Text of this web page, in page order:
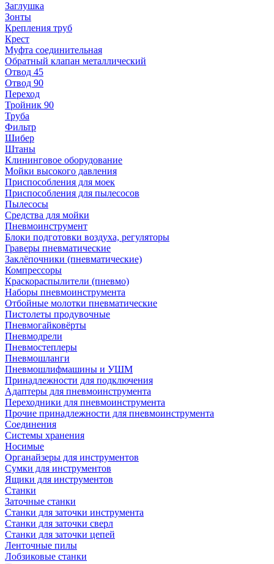
Заглушка
Зонты
Крепления труб
Крест
Муфта соединительная
Обратный клапан металлический
Отвод 45
Отвод 90
Переход
Тройник 90
Труба
Фильтр
Шибер
Штаны
Клининговое оборудование
Мойки высокого давления
Приспособления для моек
Приспособления для пылесосов
Пылесосы
Средства для мойки
Пневмоинструмент
Блоки подготовки воздуха, регуляторы
Граверы пневматические
Заклёпочники (пневматические)
Компрессоры
Краскораспылители (пневмо)
Наборы пневмоинструмента
Отбойные молотки пневматические
Пистолеты продувочные
Пневмогайковёрты
Пневмодрели
Пневмостеплеры
Пневмошланги
Пневмошлифмашины и УШМ
Принадлежности для подключения
Адаптеры для пневмоинструмента
Переходники для пневмоинструмента
Прочие принадлежности для пневмоинструмента
Соединения
Системы хранения
Носимые
Органайзеры для инструментов
Сумки для инструментов
Ящики для инструментов
Станки
Заточные станки
Станки для заточки инструмента
Станки для заточки сверл
Станки для заточки цепей
Ленточные пилы
Лобзиковые станки